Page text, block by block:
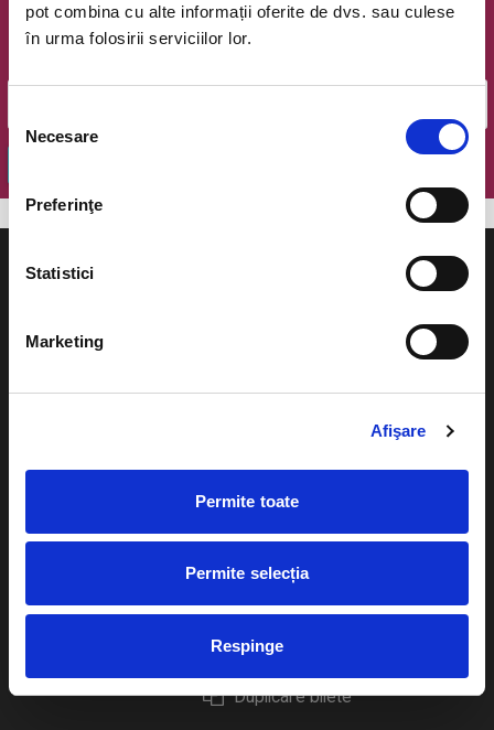
pot combina cu alte informații oferite de dvs. sau culese
în urma folosirii serviciilor lor.
consimțământului
Necesare
Preferinţe
Statistici
Marketing
Afişare
Permite toate
Permite selecția
Respinge
Oferte exclusive si o editie saptamanala cu cele mai noi
evenimente.
Cum comand bilete?
Plata online sau cash
eBilet printat acasa
Livrare prin curier
Returnare bilete
Duplicare bilete
Evenimente
festivaluri
Pentru copii